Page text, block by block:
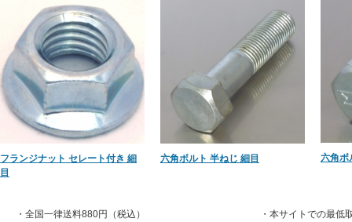
フランジナット セレート付き 細
目
六角ボルト 半ねじ 細目 六角ボ
・全国一律送料880円（税込）
・本サイトでの最低